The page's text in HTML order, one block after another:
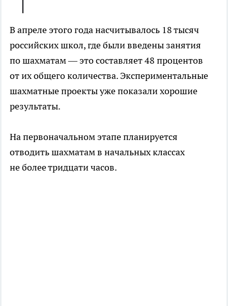
В апреле этого года насчитывалось 18 тысяч
российских школ, где были введены занятия
по шахматам — это составляет 48 процентов
от их общего количества. Экспериментальные
шахматные проекты уже показали хорошие
результаты.
На первоначальном этапе планируется
отводить шахматам в начальных классах
не более тридцати часов.